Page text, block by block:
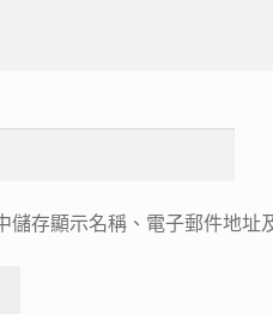
儲存顯示名稱、電子郵件地址